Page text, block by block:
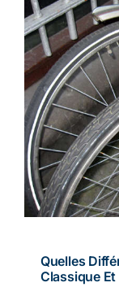
Quelles
Classique